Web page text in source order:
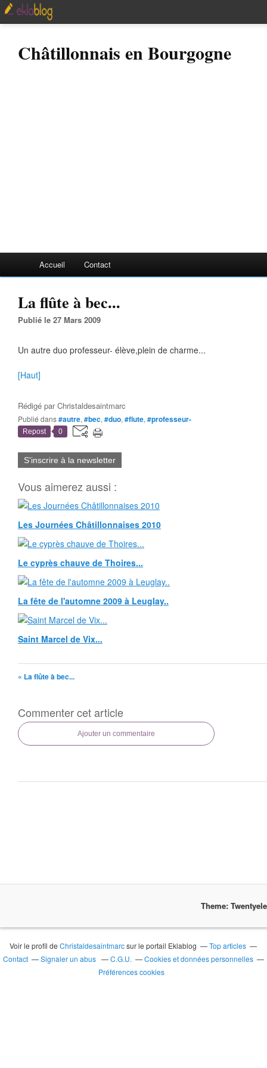
Châtillonnais en Bourgogne
Accueil Contact
La flûte à bec...
Publié le 27 Mars 2009
Un autre duo professeur- élève,plein de charme...
[Haut]
Rédigé parChristaldesaintmarc
Publié dans#autre, #bec, #duo, #flute, #professeur-
Repost 0
S'inscrire à la newsletter
Vous aimerez aussi :
Les Journées Châtillonnaises 2010
Le cyprès chauve de Thoires...
La fête de l'automne 2009 à Leuglay..
Saint Marcel de Vix...
« La flûte à bec...
Commenter cet article
Ajouter un commentaire
Theme:
Voir le profil deChristaldesaintmarcsur le portail Eklablog
Top articles
Contact
Signaler un abus C.G.U.
Cookies et données personnelles
Préférences cookies